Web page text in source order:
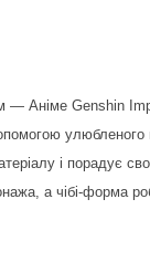
— Аніме Genshin
і порадує
а чібі-форма